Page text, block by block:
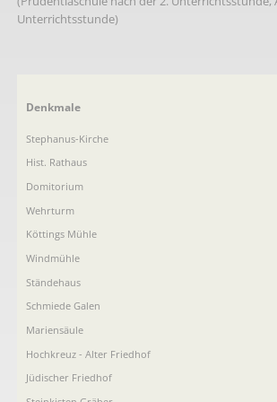
Unterrichtsstunde)
Navigation
Denkmale
Stephanus-Kirche
Hist. Rathaus
Domitorium
Wehrturm
Köttings Mühle
Windmühle
Ständehaus
Schmiede Galen
Mariensäule
Hochkreuz - Alter Friedhof
Jüdischer Friedhof